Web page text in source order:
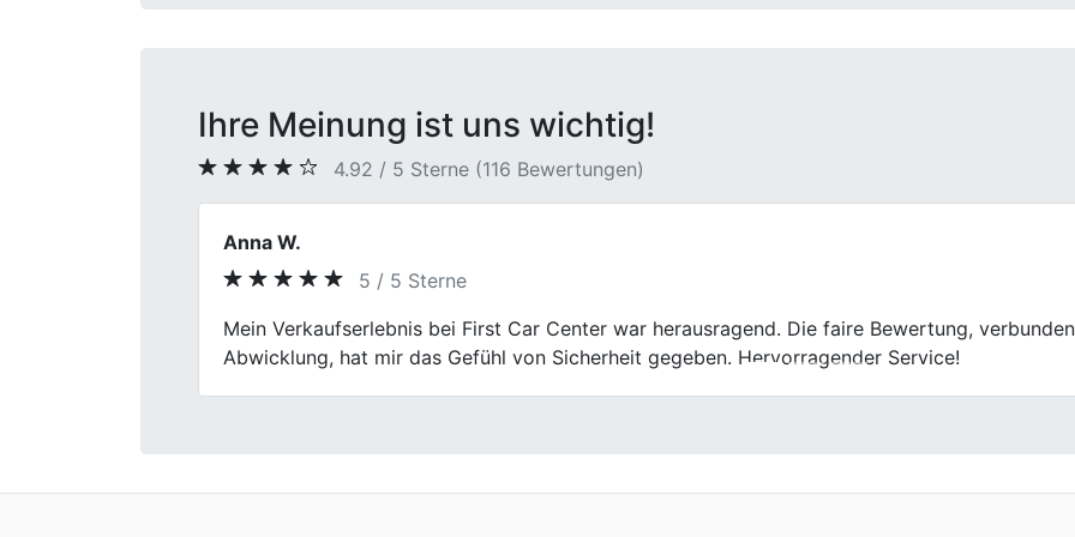
Ihre Meinung ist uns wichtig!
4.92 / 5 Sterne (116 Bewertungen)
Burkhard S.
5 / 5 Sterne
Autoverkauf ohne Stress! First Car Center hat meinen alten Wagen zu einem fairen Preis
problemlos, und das Team war freundlich.